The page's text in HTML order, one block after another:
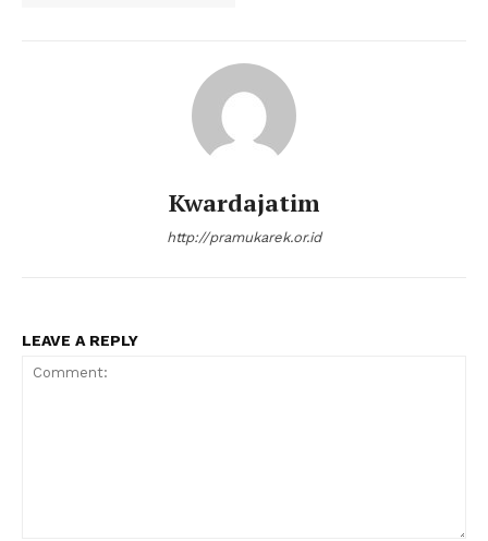
Kwardajatim
http://pramukarek.or.id
LEAVE A REPLY